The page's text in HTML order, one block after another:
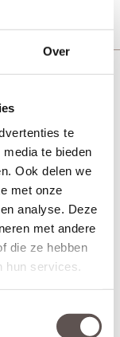
Over
te
te bieden
Ook delen we
met onze
analyse. Deze
met andere
die ze hebben
hun services.